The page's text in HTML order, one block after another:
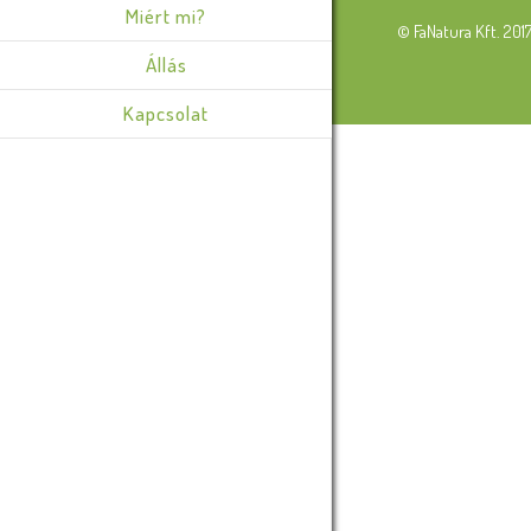
Miért mi?
Állás
Kapcsolat
© FaNatura Kft.